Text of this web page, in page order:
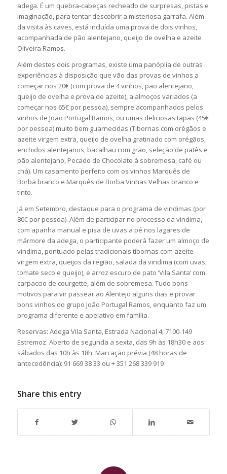
adega. É um quebra-cabeças recheado de surpresas, pistas e
imaginação, para tentar descobrir a misteriosa garrafa. Além
da visita às caves, está incluída uma prova de dois vinhos,
acompanhada de pão alentejano, queijo de ovelha e azeite
Oliveira Ramos.
Além destes dois programas, existe uma panóplia de outras
experiências à disposição que vão das provas de vinhos a
começar nos 20€ (com prova de 4 vinhos, pão alentejano,
queijo de ovelha e prova de azeite), a almoços variados (a
começar nos 65€ por pessoa), sempre acompanhados pelos
vinhos de João Portugal Ramos, ou umas deliciosas tapas (45€
por pessoa) muito bem guarnecidas (Tibornas com orégãos e
azeite virgem extra, queijo de ovelha gratinado com orégãos,
enchidos alentejanos, bacalhau com grão, seleção de patês e
pão alentejano, Pecado de Chocolate à sobremesa, café ou
chá). Um casamento perfeito com os vinhos Marquês de
Borba branco e Marquês de Borba Vinhas Velhas branco e
tinto.
Já em Setembro, destaque para o programa de vindimas (por
80€ por pessoa). Além de participar no processo da vindima,
com apanha manual e pisa de uvas a pé nos lagares de
mármore da adega, o participante poderá fazer um almoço de
vindima, pontuado pelas tradicionais tibornas com azeite
virgem extra, queijos da região, salada da vindima (com uvas,
tomate seco e queijo), e arroz escuro de pato ‘Vila Santa’ com
carpaccio de courgette, além de sobremesa. Tudo bons
motivos para vir passear ao Alentejo alguns dias e provar
bons vinhos do grupo João Portugal Ramos, enquanto faz um
programa diferente e apelativo em família.
Reservas: Adega Vila Santa, Estrada Nacional 4, 7100-149
Estremoz. Aberto de segunda a sexta, das 9h às 18h30 e aos
sábados das 10h às 18h. Marcação prévia (48 horas de
antecedência): 91 669 38 33 ou + 351 268 339 919
Share this entry